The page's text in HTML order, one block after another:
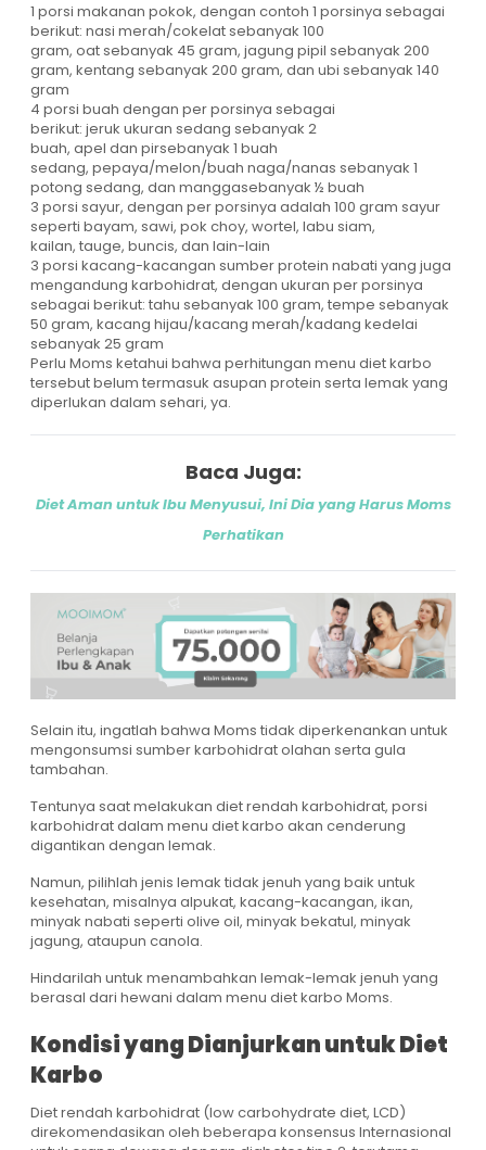
1 porsi makanan pokok, dengan contoh 1 porsinya sebagai
berikut: nasi merah/cokelat sebanyak 100
gram, oat sebanyak 45 gram, jagung pipil sebanyak 200
gram, kentang sebanyak 200 gram, dan ubi sebanyak 140
gram
4 porsi buah dengan per porsinya sebagai
berikut: jeruk ukuran sedang sebanyak 2
buah, apel dan pirsebanyak 1 buah
sedang, pepaya/melon/buah naga/nanas sebanyak 1
potong sedang, dan manggasebanyak ½ buah
3 porsi sayur, dengan per porsinya adalah 100 gram sayur
seperti bayam, sawi, pok choy, wortel, labu siam,
kailan, tauge, buncis, dan lain-lain
3 porsi kacang-kacangan sumber protein nabati yang juga
mengandung karbohidrat, dengan ukuran per porsinya
sebagai berikut: tahu sebanyak 100 gram, tempe sebanyak
50 gram, kacang hijau/kacang merah/kadang kedelai
sebanyak 25 gram
Perlu Moms ketahui bahwa perhitungan menu diet karbo
tersebut belum termasuk asupan protein serta lemak yang
diperlukan dalam sehari, ya.
Baca Juga:
Diet Aman untuk Ibu Menyusui, Ini Dia yang Harus Moms
Perhatikan
Selain itu, ingatlah bahwa Moms tidak diperkenankan untuk
mengonsumsi sumber karbohidrat olahan serta gula
tambahan.
Tentunya saat melakukan diet rendah karbohidrat, porsi
karbohidrat dalam menu diet karbo akan cenderung
digantikan dengan lemak.
Namun, pilihlah jenis lemak tidak jenuh yang baik untuk
kesehatan, misalnya alpukat, kacang-kacangan, ikan,
minyak nabati seperti olive oil, minyak bekatul, minyak
jagung, ataupun canola.
Hindarilah untuk menambahkan lemak-lemak jenuh yang
berasal dari hewani dalam menu diet karbo Moms.
Kondisi yang Dianjurkan untuk Diet
Karbo
Diet rendah karbohidrat (low carbohydrate diet, LCD)
direkomendasikan oleh beberapa konsensus Internasional